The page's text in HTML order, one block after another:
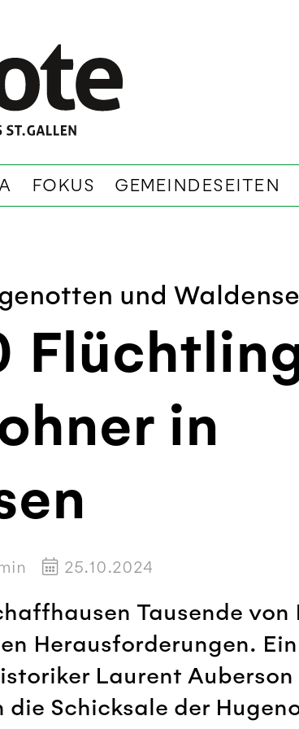
FOKUS GEMEINDESEITEN
und
in
25.10.2024
Tausende
Herausforderungen.
Laurent
Schicksale der